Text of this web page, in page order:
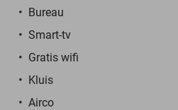
Bureau
Smart-tv
Gratis wifi
Kluis
Airco